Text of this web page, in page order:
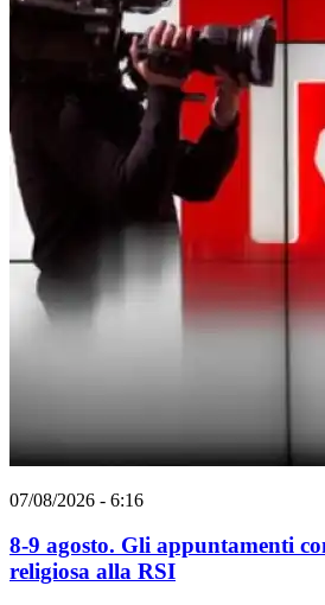
07/08/2026 - 6:16
8-9 agosto. Gli appuntamenti
religiosa alla RSI